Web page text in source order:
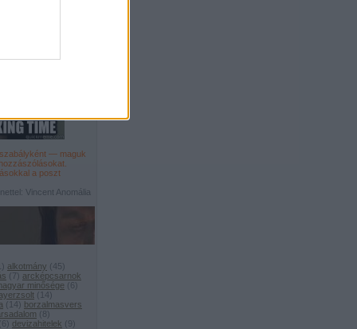
— maguk
a poszt
Vincent Anomália
) alkotmány ( 45)
( 7) arcképcsarnok
minősége ( 6 )
( 14)
( 14) borzalmasvers
( 8 )
6 ) devizahitelek ( 9)